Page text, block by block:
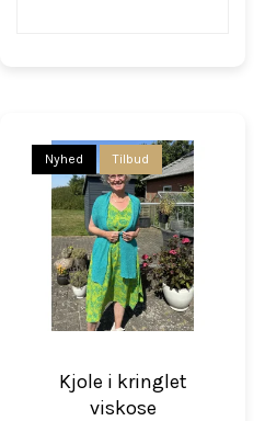
Nyhed Tilbud
Kjole i kringlet
viskose